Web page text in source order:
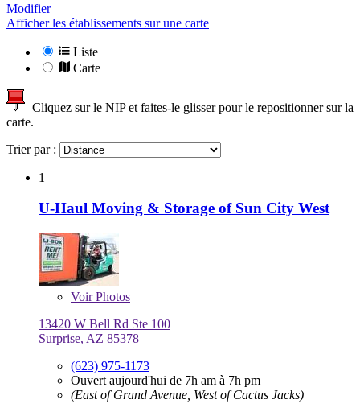
Modifier
Afficher les établissements sur une carte
Liste
Carte
Cliquez sur le NIP et faites-le glisser pour le repositionner sur la
carte.
Trier par :
1
U-Haul Moving & Storage of Sun City West
VoirPhotos
13420 W Bell Rd Ste 100
Surprise, AZ 85378
(623) 975-1173
Ouvert aujourd'hui de 7h am à 7h pm
(East of Grand Avenue, West of Cactus Jacks)